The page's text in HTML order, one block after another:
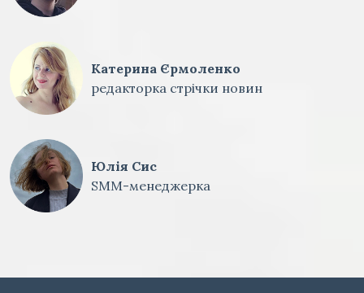
Катерина Єрмоленко
редакторка стрічки новин
Юлія Сис
SMM-менеджерка